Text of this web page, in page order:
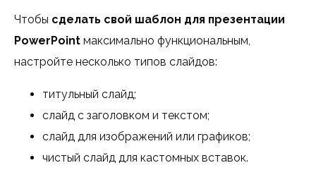
Чтобы сделать свой шаблон для презентации
PowerPoint максимально функциональным,
настройте несколько типов слайдов:
титульный слайд;
слайд с заголовком и текстом;
слайд для изображений или графиков;
чистый слайд для кастомных вставок.